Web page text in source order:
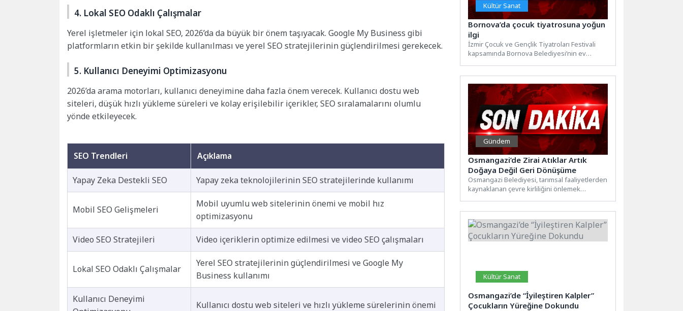
4. Lokal SEO Odaklı Çalışmalar
Yerel işletmeler için lokal SEO, 2026’da da büyük bir önem taşıyacak. Google My Business gibi
platformların etkin bir şekilde kullanılması ve yerel SEO stratejilerinin güçlendirilmesi gerekecek.
5. Kullanıcı Deneyimi Optimizasyonu
2026’da arama motorları, kullanıcı deneyimine daha fazla önem verecek. Kullanıcı dostu web
siteleri, düşük hızlı yükleme süreleri ve kolay erişilebilir içerikler, SEO sıralamalarını olumlu
yönde etkileyecek.
SEO Trendleri Açıklama
Yapay Zeka Destekli SEO Yapay zeka teknolojilerinin SEO stratejilerinde kullanımı
Mobil SEO Gelişmeleri
Mobil uyumlu web sitelerinin önemi ve mobil hız
optimizasyonu
Video SEO Stratejileri Video içeriklerin optimize edilmesi ve video SEO çalışmaları
Lokal SEO Odaklı Çalışmalar
Yerel SEO stratejilerinin güçlendirilmesi ve Google My
Business kullanımı
Kullanıcı Deneyimi
Kullanıcı dostu web siteleri ve hızlı yükleme sürelerinin önemi
Kültür Sanat
Bornova’da çocuk tiyatrosuna yoğun
ilgi
İzmir Çocuk ve Gençlik Tiyatroları Festivali
kapsamında Bornova Belediyesi’nin ev
Gündem
Osmangazi’de Zirai Atıklar Artık
Doğaya Değil Geri Dönüşüme
Osmangazi Belediyesi, tarımsal faaliyetlerden
kaynaklanan çevre kirliliğini önlemek
Kültür Sanat
Osmangazi’de “İyileştiren Kalpler”
Çocukların Yüreğine Dokundu